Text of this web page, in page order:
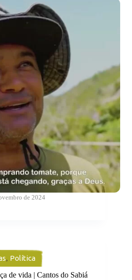
de 2024
, Política
de vida | Cantos do Sabiá